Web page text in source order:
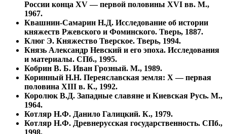
России конца XV — первой половины XVI вв. М.,
1967.
Квашнин-Самарин Н.Д. Исследование об истории
княжеств Ржевского и Фоминского. Тверь, 1887.
Клюг Э. Княжество Тверское. Тверь, 1994.
Князь Александр Невский и его эпоха. Исследования
и материалы. СПб., 1995.
Кобрин В. Б. Иван Грозный. М., 1989.
Коринный Н.Н. Переяславская земля: Х — первая
половина XIII в. К., 1992.
Королюк В.Д. Западные славяне и Киевская Русь. М.,
1964.
Котляр Н.Ф. Данило Галицкий. К., 1979.
Котляр Н.Ф. Древнерусская государственность. СПб.,
1998.